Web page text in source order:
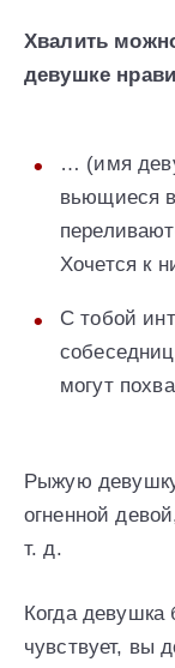
Хвалить
девушке
… (имя
вьющиеся
Хочется к
С тобой
могут
Рыжую
огненной
т. д.
Когда девушка
чувствует, вы